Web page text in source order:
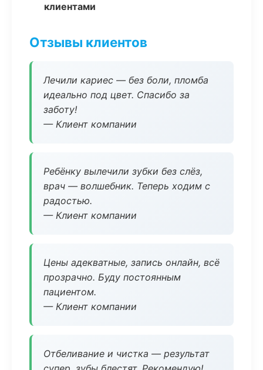
клиентами
Отзывы клиентов
Лечили кариес — без боли, пломба
идеально под цвет. Спасибо за
заботу!
— Клиент компании
Ребёнку вылечили зубки без слёз,
врач — волшебник. Теперь ходим с
радостью.
— Клиент компании
Цены адекватные, запись онлайн, всё
прозрачно. Буду постоянным
пациентом.
— Клиент компании
Отбеливание и чистка — результат